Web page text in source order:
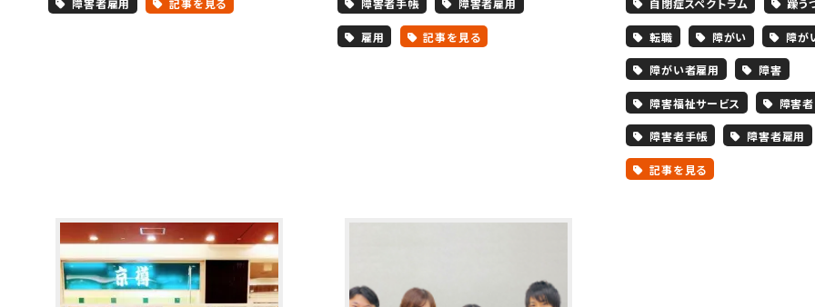
障害者雇用 記事を見る 障害者手帳 障害者雇用
雇用 記事を見る
自閉症スペクトラム 躁う
転職 障がい 障が
障がい者雇用 障害
障害福祉サービス 障害者
障害者手帳 障害者雇用
記事を見る